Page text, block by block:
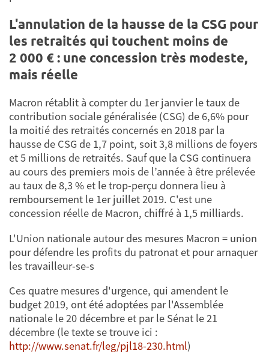
L'annulation de la hausse de la CSG pour
les retraités qui touchent moins de
2 000 € : une concession très modeste,
mais réelle
Macron rétablit à compter du 1er janvier le taux de
contribution sociale généralisée (CSG) de 6,6% pour
la moitié des retraités concernés en 2018 par la
hausse de CSG de 1,7 point, soit 3,8 millions de foyers
et 5 millions de retraités. Sauf que la CSG continuera
au cours des premiers mois de l’année à être prélevée
au taux de 8,3 % et le trop-perçu donnera lieu à
remboursement le 1er juillet 2019. C'est une
concession réelle de Macron, chiffré à 1,5 milliards.
L'Union nationale autour des mesures Macron = union
pour défendre les profits du patronat et pour arnaquer
les travailleur-se-s
Ces quatre mesures d'urgence, qui amendent le
budget 2019, ont été adoptées par l'Assemblée
nationale le 20 décembre et par le Sénat le 21
décembre (le texte se trouve ici :
http://www.senat.fr/leg/pjl18-230.html)